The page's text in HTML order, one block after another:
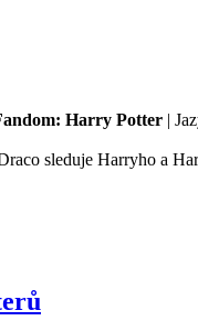
Harry Potter |
sleduje Harryho a